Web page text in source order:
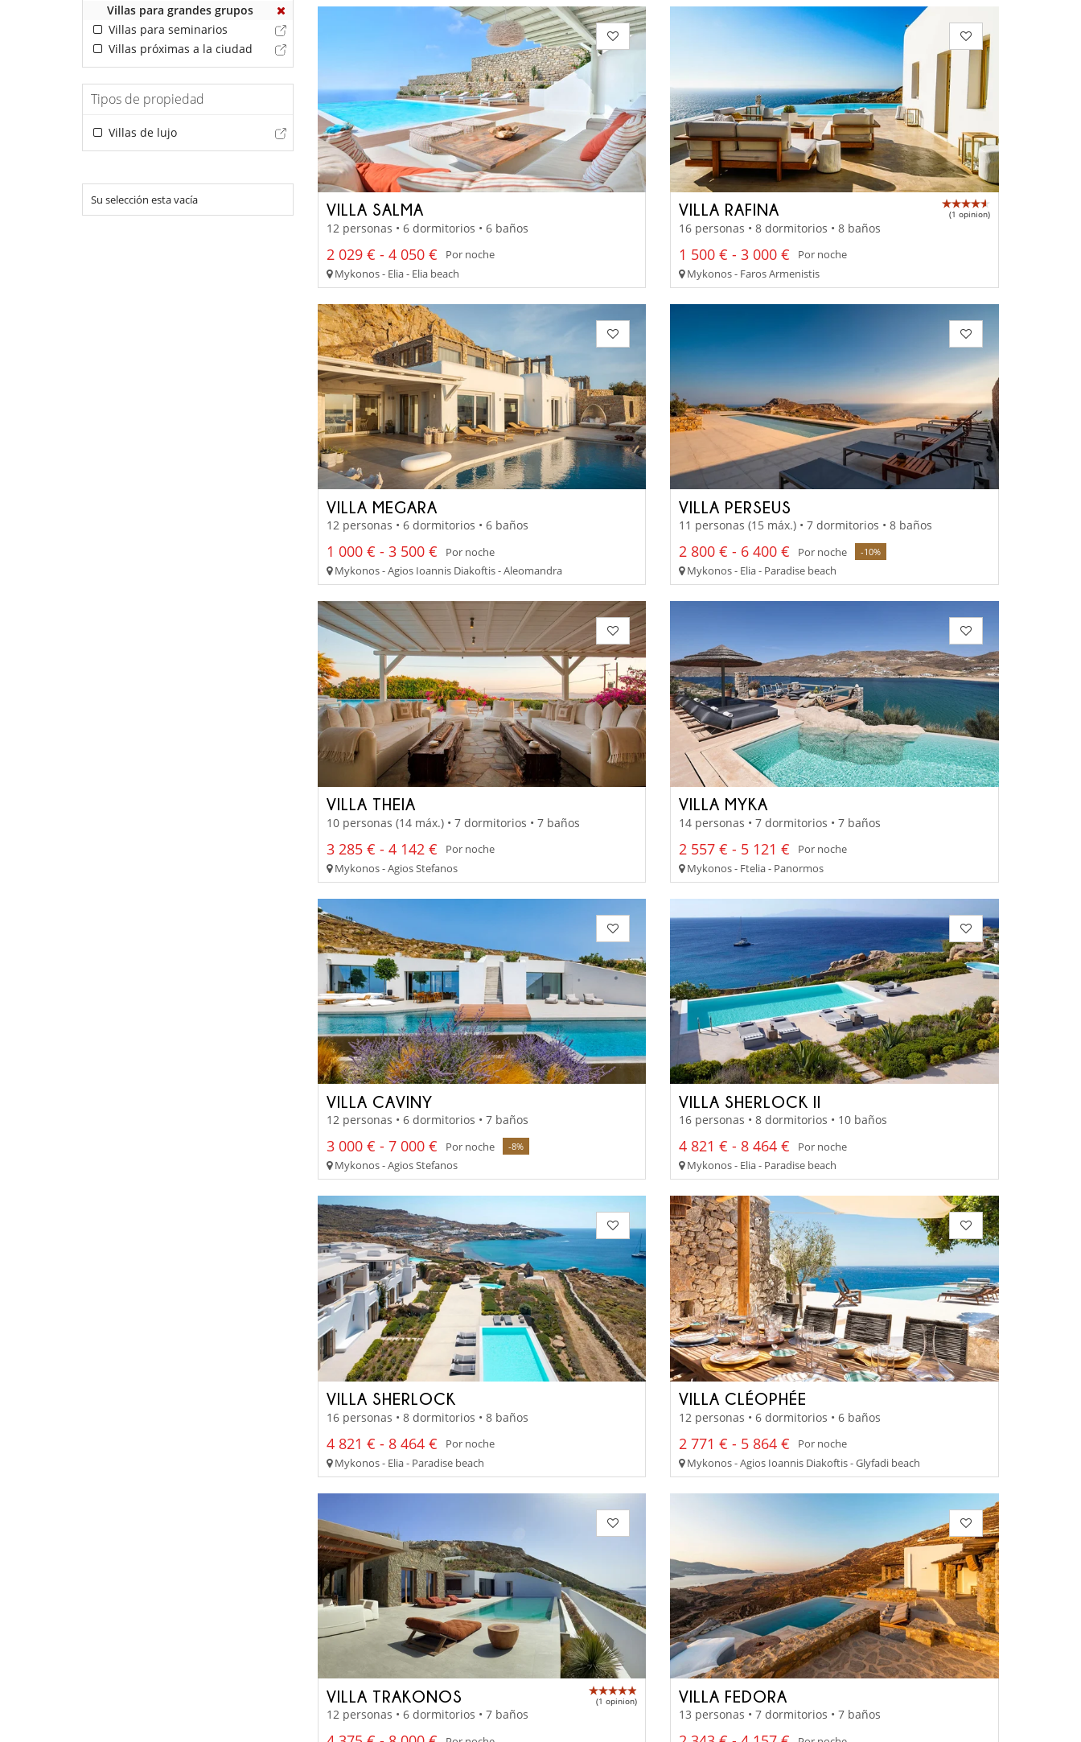
Villas para grandes grupos
Villas para seminarios
Villas próximas a la ciudad
Tipos de propiedad
Villas de lujo
Su selección esta vacía
VILLA SALMA
12 personas • 6 dormitorios • 6 baños
2 029 € - 4 050 €
Por noche
Mykonos - Elia - Elia beach
VILLA RAFINA (1 opinion)
16 personas • 8 dormitorios • 8 baños
1 500 € - 3 000 €
Por noche
Mykonos - Faros Armenistis
VILLA MEGARA
12 personas • 6 dormitorios • 6 baños
1 000 € - 3 500 €
Por noche
Mykonos - Agios Ioannis Diakoftis - Aleomandra
VILLA PERSEUS
11 personas (15 máx.) • 7 dormitorios • 8 baños
2 800 € - 6 400 € Por noche -10%
Mykonos - Elia - Paradise beach
VILLA THEIA
10 personas (14 máx.) • 7 dormitorios • 7 baños
3 285 € - 4 142 €
Por noche
Mykonos - Agios Stefanos
VILLA MYKA
14 personas • 7 dormitorios • 7 baños
2 557 € - 5 121 €
Por noche
Mykonos - Ftelia - Panormos
VILLA CAVINY
12 personas • 6 dormitorios • 7 baños
3 000 € - 7 000 € Por noche -8%
Mykonos - Agios Stefanos
VILLA SHERLOCK II
16 personas • 8 dormitorios • 10 baños
4 821 € - 8 464 €
Por noche
Mykonos - Elia - Paradise beach
VILLA SHERLOCK
16 personas • 8 dormitorios • 8 baños
4 821 € - 8 464 €
Por noche
Mykonos - Elia - Paradise beach
VILLA CLÉOPHÉE
12 personas • 6 dormitorios • 6 baños
2 771 € - 5 864 €
Por noche
Mykonos - Agios Ioannis Diakoftis - Glyfadi beach
VILLA TRAKONOS (1 opinion)
12 personas • 6 dormitorios • 7 baños
VILLA FEDORA
13 personas • 7 dormitorios • 7 baños